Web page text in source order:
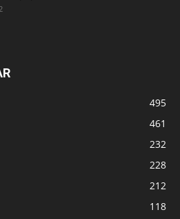
495
461
232
228
212
118